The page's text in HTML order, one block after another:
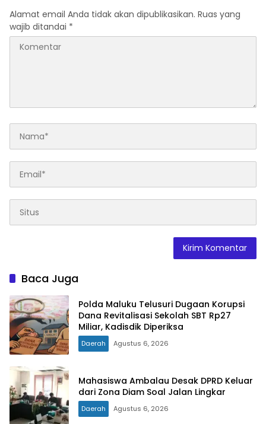
Alamat email Anda tidak akan dipublikasikan. Ruas yang
wajib ditandai *
Baca Juga
Polda Maluku Telusuri Dugaan Korupsi
Dana Revitalisasi Sekolah SBT Rp27
Miliar, Kadisdik Diperiksa
Daerah Agustus 6, 2026
Mahasiswa Ambalau Desak DPRD Keluar
dari Zona Diam Soal Jalan Lingkar
Daerah Agustus 6, 2026